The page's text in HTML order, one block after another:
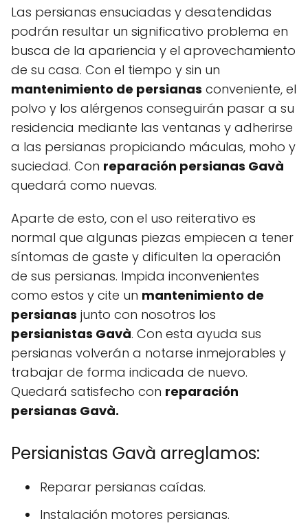
Las persianas ensuciadas y desatendidas
podrán resultar un significativo problema en
busca de la apariencia y el aprovechamiento
de su casa. Con el tiempo y sin un
mantenimiento de persianas conveniente, el
polvo y los alérgenos conseguirán pasar a su
residencia mediante las ventanas y adherirse
a las persianas propiciando máculas, moho y
suciedad. Con reparación persianas Gavà
quedará como nuevas.
Aparte de esto, con el uso reiterativo es
normal que algunas piezas empiecen a tener
síntomas de gaste y dificulten la operación
de sus persianas. Impida inconvenientes
como estos y cite un mantenimiento de
persianas junto con nosotros los
persianistas Gavà. Con esta ayuda sus
persianas volverán a notarse inmejorables y
trabajar de forma indicada de nuevo.
Quedará satisfecho con reparación
persianas Gavà.
Persianistas Gavà arreglamos:
Reparar persianas caídas.
Instalación motores persianas.